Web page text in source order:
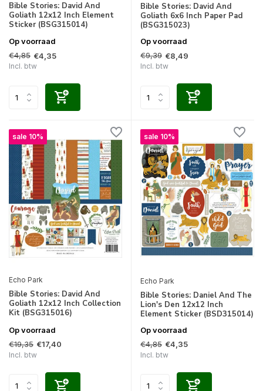
Bible Stories: David And
Goliath 12x12 Inch Element
Sticker (BSG315014)
Op voorraad
€4,85 €4,35
Incl. btw
Bible Stories: David And
Goliath 6x6 Inch Paper Pad
(BSG315023)
Op voorraad
€9,39 €8,49
Incl. btw
sale 10%
Echo Park
Bible Stories: David And
Goliath 12x12 Inch Collection
Kit (BSG315016)
Op voorraad
€19,35 €17,40
Incl. btw
sale 10%
Echo Park
Bible Stories: Daniel And The
Lion's Den 12x12 Inch
Element Sticker (BSD315014)
Op voorraad
€4,85 €4,35
Incl. btw